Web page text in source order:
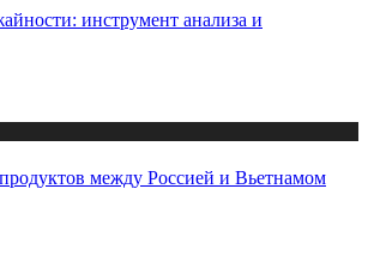
инструмент анализа и
между Россией и Вьетнамом